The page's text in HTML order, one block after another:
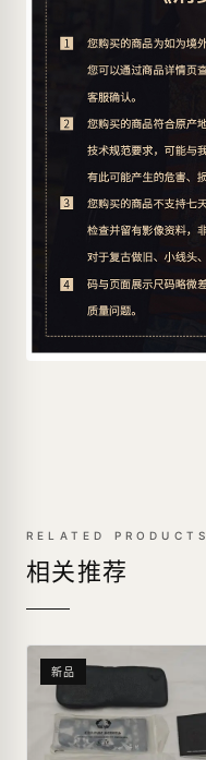
RELATED PRODUCTS
相关推荐
新品